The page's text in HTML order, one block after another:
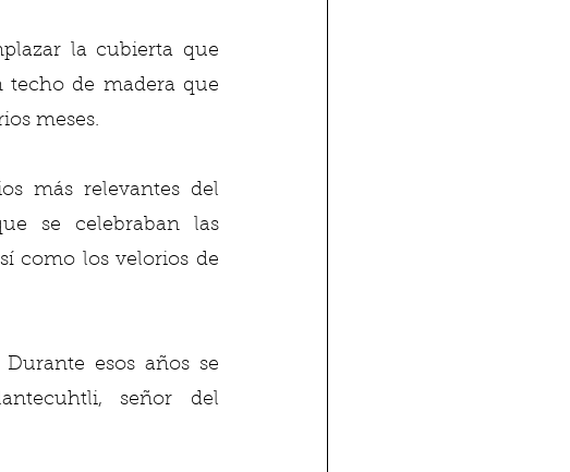
la cubierta que
techo de madera que
meses.
más relevantes del
se celebraban las
como los velorios de
esos años se
señor del